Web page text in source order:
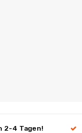
2-4 Tagen!